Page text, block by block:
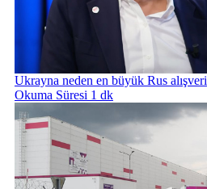
Ukrayna neden en büyük Rus
Okuma Süresi 1 dk